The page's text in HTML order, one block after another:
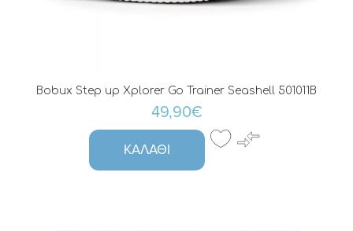
Bobux Step up Xplorer Go Trainer Seashell 501011B
49,90€
ΚΑΛΆΘΙ